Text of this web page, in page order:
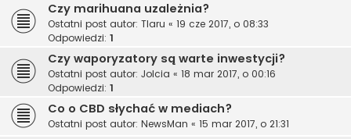
Czy marihuana uzależnia?
Ostatni post autor: Tlaru « 19 cze 2017, o 08:33
Odpowiedzi: 1
Czy waporyzatory są warte inwestycji?
Ostatni post autor: Jolcia « 18 mar 2017, o 00:16
Odpowiedzi: 1
Co o CBD słychać w mediach?
Ostatni post autor: NewsMan « 15 mar 2017, o 21:31